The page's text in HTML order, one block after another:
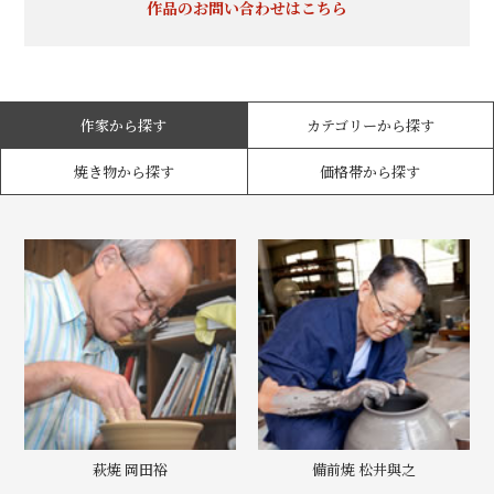
作品のお問い合わせはこちら
作家から探す カテゴリーから探す
焼き物から探す 価格帯から探す
萩焼 岡田裕 備前焼 松井與之